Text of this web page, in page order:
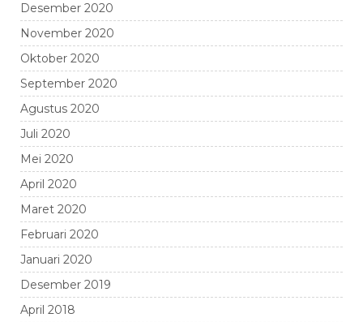
Desember 2020
November 2020
Oktober 2020
September 2020
Agustus 2020
Juli 2020
Mei 2020
April 2020
Maret 2020
Februari 2020
Januari 2020
Desember 2019
April 2018